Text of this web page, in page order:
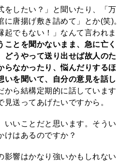
をしたい？」と聞いたり、「万
に唐揚げ敷き詰めて」とか(笑)。
起でもない！」なんて言われま
ことを聞かないまま、急に亡く
どうやって送り出せば故人のた
らなかったり、悩んだりするほ
いを聞いて、自分の意見を話し
から結構定期的に話しています
見送ってあげたいですから。
いことだと思います。そうい
けはあるのですか？
影響はかなり強いかもしれない